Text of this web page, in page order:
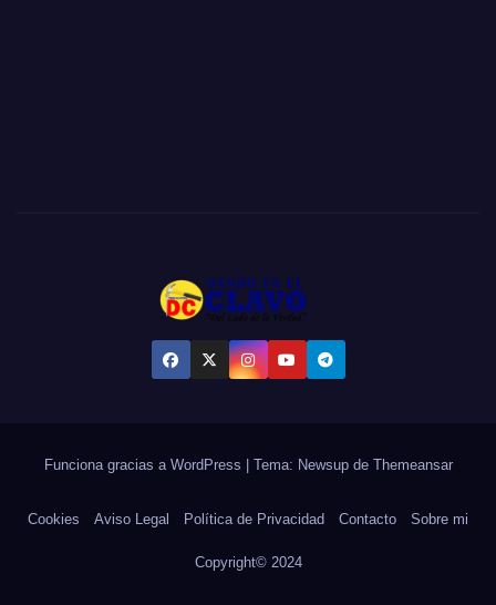
Funciona gracias a WordPress Tema: Newsupde Themeansar
Cookies Aviso Legal Política de Privacidad Contacto Sobre mi
Copyright© 2024